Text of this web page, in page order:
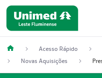
Acesso Rápido
Novas Aquisições